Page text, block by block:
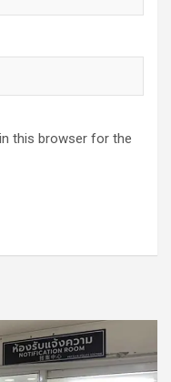
this browser for the